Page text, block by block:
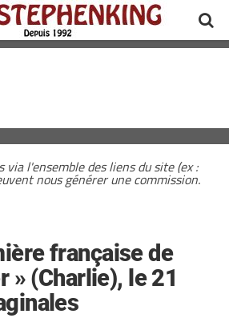
via l'ensemble des liens du site (ex :
nous générer une commission.
française de
» (Charlie), le 21